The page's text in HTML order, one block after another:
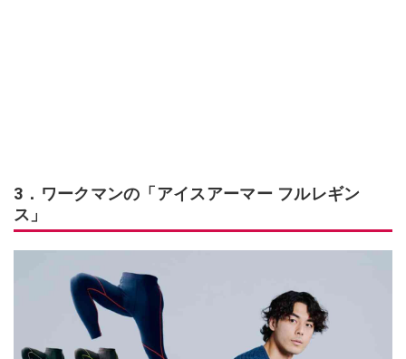
3．ワークマンの「アイスアーマー フルレギン
ス」